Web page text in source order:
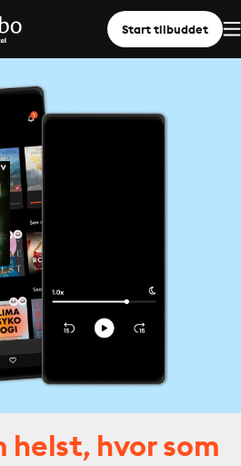
Start tilbuddet
helst, hvor som